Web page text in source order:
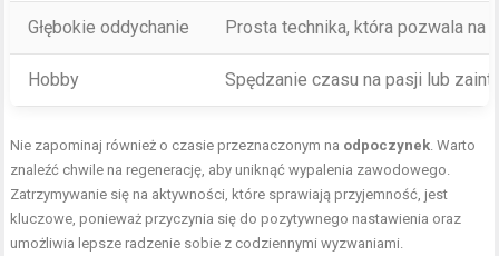
Głębokie oddychanie Prosta technika, która pozwala
Hobby Spędzanie czasu na pasji lub
Nie zapominaj również o czasie przeznaczonym na odpoczynek. Warto
znaleźć chwile na regenerację, aby uniknąć wypalenia zawodowego.
Zatrzymywanie się na aktywności, które sprawiają przyjemność, jest
kluczowe, ponieważ przyczynia się do pozytywnego nastawienia oraz
umożliwia lepsze radzenie sobie z codziennymi wyzwaniami.